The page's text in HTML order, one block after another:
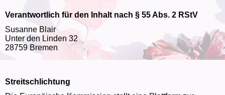
Verantwortlich für den Inhalt nach § 55 Abs. 2 RStV
Susanne Blair
Unter den Linden 32
28759 Bremen
Streitschlichtung